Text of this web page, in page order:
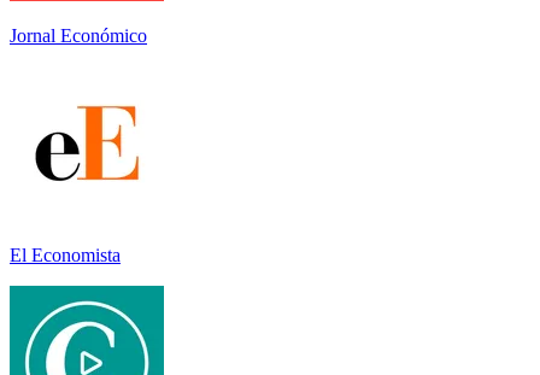
Jornal Económico
El Economista